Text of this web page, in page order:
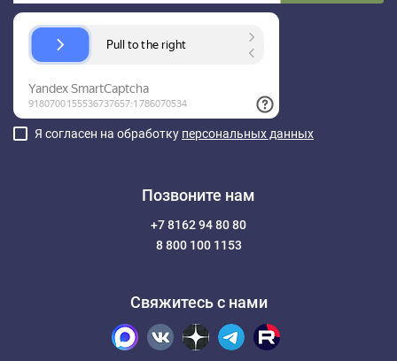
Я согласен на обработку персональных данных
Позвоните нам
+7 8162 94 80 80
8 800 100 1153
Свяжитесь с нами